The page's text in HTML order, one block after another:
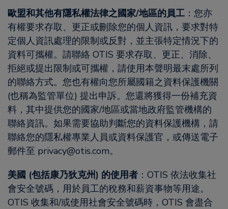
歐盟和其他有隱私權法律之國家/地區的員工 ：您亦
有權要求存取、更正或刪除您的個人資訊，要求對特
定個人資訊處理的限制或反對，並主張特定情況下的
資料可攜權。請聯絡 OTIS 要求存取、更正、消除、
拒絕或提出限制或可攜權，請使用本聲明最末處所列
的聯絡方式。您也有權向您所屬國籍之資料保護機關
(也稱為監管單位) 提出申訴。您還將獲得一份補充資
料，其中提供您的國家/地區或當地政府監管機構的
聯絡資訊。如果需要協助判斷您的資料保護機構，請
聯絡您的隱私權專業人員或資料保護官，或傳送電子
郵件至 privacy@otis.com。
美國 (包括康乃狄克州) 的使用者 ：OTIS 依法收集社
會安全號碼，用於員工的稅務和薪資事物等用途。
OTIS 收集和/或使用社會安全號碼時，OTIS 會盡合